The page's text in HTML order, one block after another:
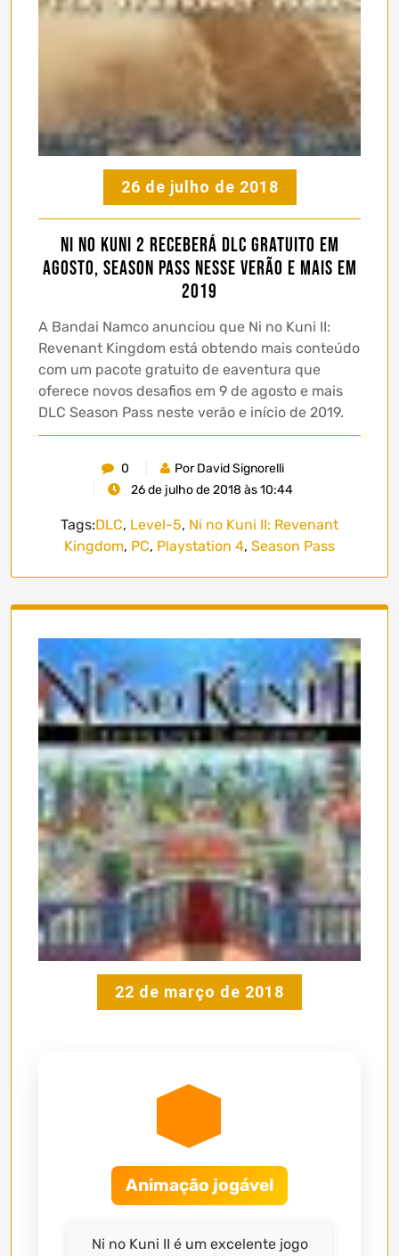
26 de julho de 2018
Ni No Kuni 2 receberá DLC gratuito em
Agosto, Season Pass nesse verão e mais em
2019
A Bandai Namco anunciou que Ni no Kuni II:
Revenant Kingdom está obtendo mais conteúdo
com um pacote gratuito de eaventura que
oferece novos desafios em 9 de agosto e mais
DLC Season Pass neste verão e início de 2019.
0
Por David Signorelli
26 de julho de 2018 às 10:44
Tags:DLC, Level-5, Ni no Kuni II: Revenant
Kingdom, PC, Playstation 4, Season Pass
22 de março de 2018
Animação jogável
Ni no Kuni II é um excelente jogo